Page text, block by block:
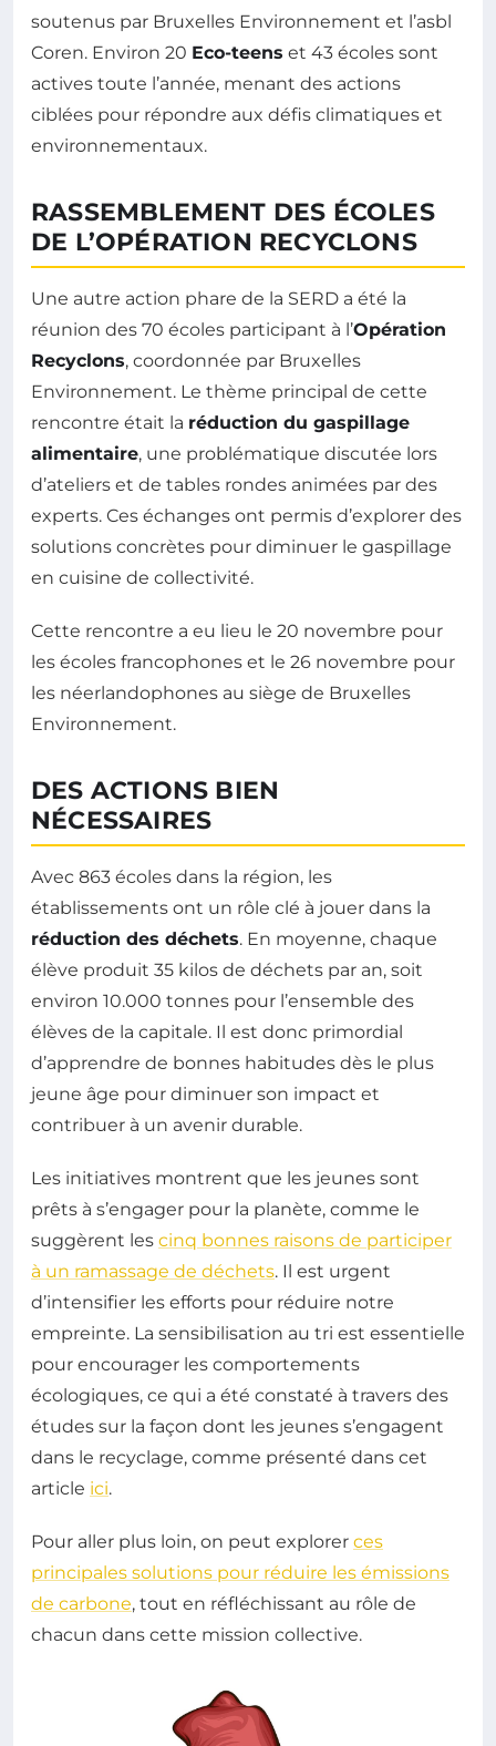
soutenus par Bruxelles Environnement et l’asbl
Coren. Environ 20 Eco-teens et 43 écoles sont
actives toute l’année, menant des actions
ciblées pour répondre aux défis climatiques et
environnementaux.
RASSEMBLEMENT DES ÉCOLES
DE L’OPÉRATION RECYCLONS
Une autre action phare de la SERD a été la
réunion des 70 écoles participant à l’Opération
Recyclons, coordonnée par Bruxelles
Environnement. Le thème principal de cette
rencontre était la réduction du gaspillage
alimentaire, une problématique discutée lors
d’ateliers et de tables rondes animées par des
experts. Ces échanges ont permis d’explorer des
solutions concrètes pour diminuer le gaspillage
en cuisine de collectivité.
Cette rencontre a eu lieu le 20 novembre pour
les écoles francophones et le 26 novembre pour
les néerlandophones au siège de Bruxelles
Environnement.
DES ACTIONS BIEN
NÉCESSAIRES
Avec 863 écoles dans la région, les
établissements ont un rôle clé à jouer dans la
réduction des déchets. En moyenne, chaque
élève produit 35 kilos de déchets par an, soit
environ 10.000 tonnes pour l’ensemble des
élèves de la capitale. Il est donc primordial
d’apprendre de bonnes habitudes dès le plus
jeune âge pour diminuer son impact et
contribuer à un avenir durable.
Les initiatives montrent que les jeunes sont
prêts à s’engager pour la planète, comme le
suggèrent les cinq bonnes raisons de participer
à un ramassage de déchets. Il est urgent
d’intensifier les efforts pour réduire notre
empreinte. La sensibilisation au tri est essentielle
pour encourager les comportements
écologiques, ce qui a été constaté à travers des
études sur la façon dont les jeunes s’engagent
dans le recyclage, comme présenté dans cet
article ici.
Pour aller plus loin, on peut explorer ces
principales solutions pour réduire les émissions
de carbone, tout en réfléchissant au rôle de
chacun dans cette mission collective.